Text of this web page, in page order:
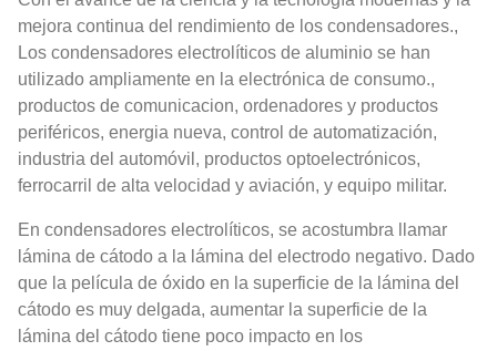
mejora continua del rendimiento de los condensadores.,
Los condensadores electrolíticos de aluminio se han
utilizado ampliamente en la electrónica de consumo.,
productos de comunicacion, ordenadores y productos
periféricos, energia nueva, control de automatización,
industria del automóvil, productos optoelectrónicos,
ferrocarril de alta velocidad y aviación, y equipo militar.
En condensadores electrolíticos, se acostumbra llamar
lámina de cátodo a la lámina del electrodo negativo. Dado
que la película de óxido en la superficie de la lámina del
cátodo es muy delgada, aumentar la superficie de la
lámina del cátodo tiene poco impacto en los